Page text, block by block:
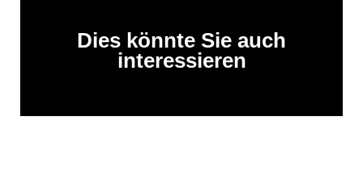
Dies könnte Sie auch
interessieren